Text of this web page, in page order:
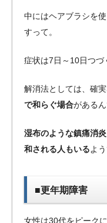
中にはヘアブラシを
すって。
症状は7日～10日つづ
解消法としては、確
で和らぐ場合があるん
湿布のような鎮痛消
和される人もいるよ
■更年期障害
女性は30代をピークに